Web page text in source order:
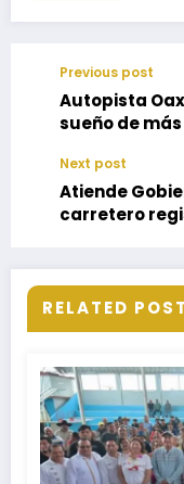
Previous post
Autopista
sueño de
Next post
Atiende
carretero
RELATED